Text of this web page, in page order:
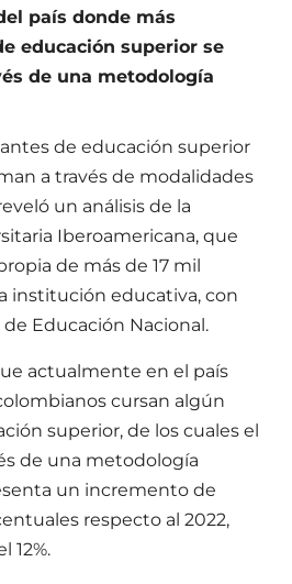
país donde más
educación superior se
de una metodología
de educación superior
a través de modalidades
un análisis de la
Iberoamericana, que
de más de 17 mil
institución educativa, con
Educación Nacional.
actualmente en el país
cursan algún
superior, de los cuales el
de una metodología
un incremento de
respecto al 2022,
12%.